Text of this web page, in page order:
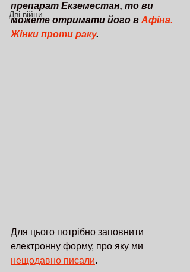
Дві війни
препарат Екземестан, то ви
можете отримати його в Афіна.
Жінки проти раку.
Для цього потрібно заповнити
електронну форму, про яку ми
нещодавно писали.